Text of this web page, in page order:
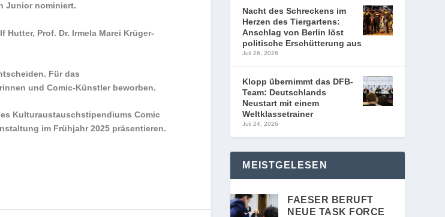
Junior nominiert.
Prof. Dr. Irmela Marei Krüger-
Für das
und Comic-Künstler beworben.
Kulturaustauschstipendiums Comic
im Frühjahr 2025 präsentieren.
Nacht des Schreckens im
Herzen des Tiergartens:
Anschlag von Berlin löst
politische Erschütterung aus
Juli 26, 2026
Klopp übernimmt das DFB-
Team: Deutschlands
Neustart mit einem
Weltklassetrainer
Juli 24, 2026
MEISTGELESEN
FAESER BERUFT
NEUE TASK FORCE